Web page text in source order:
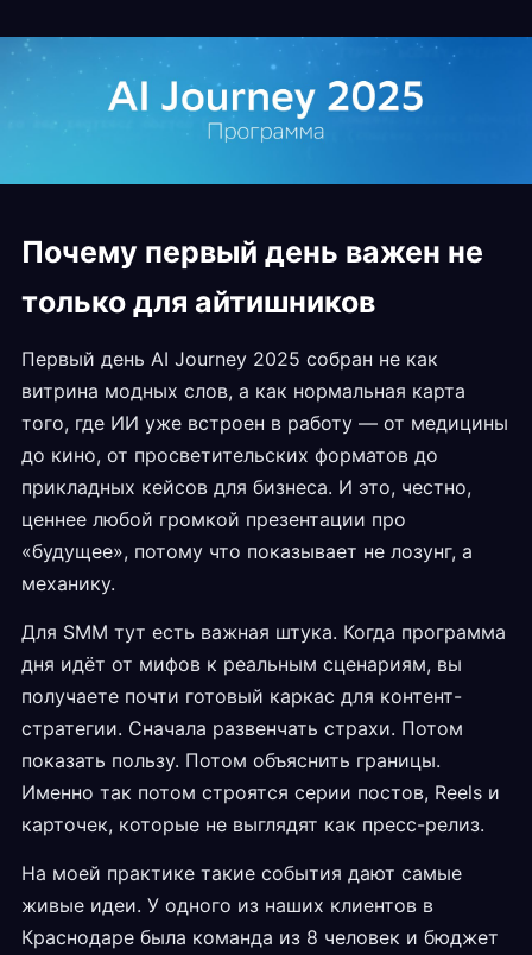
Почему первый день важен не
только для айтишников
Первый день AI Journey 2025 собран не как
витрина модных слов, а как нормальная карта
того, где ИИ уже встроен в работу — от медицины
до кино, от просветительских форматов до
прикладных кейсов для бизнеса. И это, честно,
ценнее любой громкой презентации про
«будущее», потому что показывает не лозунг, а
механику.
Для SMM тут есть важная штука. Когда программа
дня идёт от мифов к реальным сценариям, вы
получаете почти готовый каркас для контент-
стратегии. Сначала развенчать страхи. Потом
показать пользу. Потом объяснить границы.
Именно так потом строятся серии постов, Reels и
карточек, которые не выглядят как пресс-релиз.
На моей практике такие события дают самые
живые идеи. У одного из наших клиентов в
Краснодаре была команда из 8 человек и бюджет